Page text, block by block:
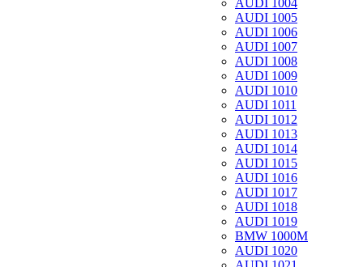
AUDI 1004
AUDI 1005
AUDI 1006
AUDI 1007
AUDI 1008
AUDI 1009
AUDI 1010
AUDI 1011
AUDI 1012
AUDI 1013
AUDI 1014
AUDI 1015
AUDI 1016
AUDI 1017
AUDI 1018
AUDI 1019
BMW 1000M
AUDI 1020